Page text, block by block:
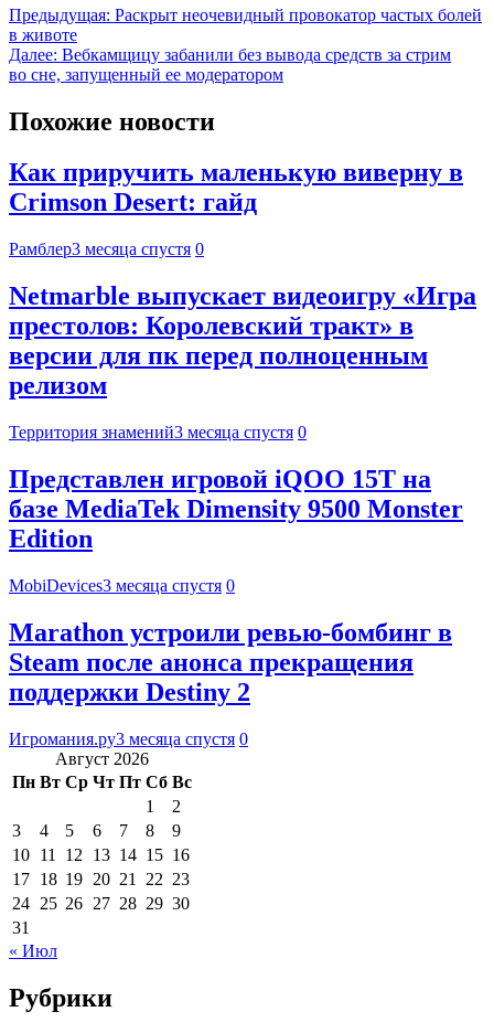
Предыдущая: Раскрыт неочевидный провокатор частых болей
в животе
Далее: Вебкамщицу забанили без вывода средств за стрим
во сне, запущенный ее модератором
Похожие новости
Как приручить маленькую виверну в
Crimson Desert: гайд
Рамблер3 месяца спустя 0
Netmarble выпускает видеоигру «Игра
престолов: Королевский тракт» в
версии для пк перед полноценным
релизом
Территория знамений3 месяца спустя 0
Представлен игровой iQOO 15T на
базе MediaTek Dimensity 9500 Monster
Edition
MobiDevices3 месяца спустя 0
Marathon устроили ревью-бомбинг в
Steam после анонса прекращения
поддержки Destiny 2
Игромания.ру3 месяца спустя 0
Август 2026
Пн Вт Ср Чт Пт Сб Вс
1
2
3
4 5 6 7 8
9
10 11 12 13 14 15 16
17 18 19 20 21 22 23
24 25 26 27 28 29 30
31
« Июл
Рубрики